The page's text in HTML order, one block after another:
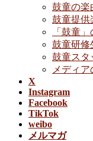
鼓童の楽
鼓童提供
「鼓童
鼓童研修
鼓童スタ
メディ
X
Instagram
Facebook
TikTok
weibo
メルマガ